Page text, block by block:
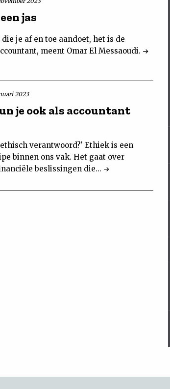
jas
je af en toe aandoet, het is de
meent Omar El Messaoudi.
2023
je ook als accountant
verantwoord?' Ethiek is een
binnen ons vak. Het gaat over
beslissingen die...